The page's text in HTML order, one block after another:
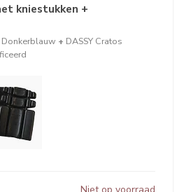
kniestukken +
Donkerblauw + DASSY Cratos
Niet op voorraad